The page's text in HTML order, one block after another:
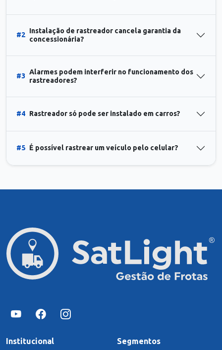
#2
Instalação de rastreador cancela garantia da
concessionária?
#3
Alarmes podem interferir no funcionamento dos
rastreadores?
#4 Rastreador só pode ser instalado em carros?
#5 É possível rastrear um veículo pelo celular?
Institucional Segmentos